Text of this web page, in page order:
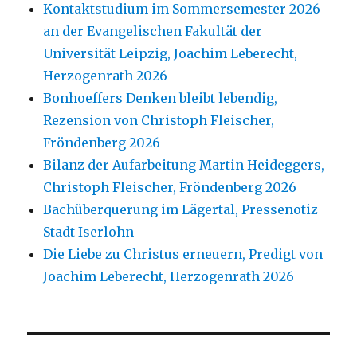
Kontaktstudium im Sommersemester 2026
an der Evangelischen Fakultät der
Universität Leipzig, Joachim Leberecht,
Herzogenrath 2026
Bonhoeffers Denken bleibt lebendig,
Rezension von Christoph Fleischer,
Fröndenberg 2026
Bilanz der Aufarbeitung Martin Heideggers,
Christoph Fleischer, Fröndenberg 2026
Bachüberquerung im Lägertal, Pressenotiz
Stadt Iserlohn
Die Liebe zu Christus erneuern, Predigt von
Joachim Leberecht, Herzogenrath 2026